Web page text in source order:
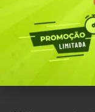
IMPORTANTE: